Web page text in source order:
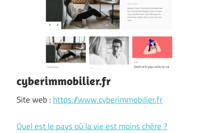
cyberimmobilier.fr
Site web : https://www.cyberimmobilier.fr
Quel est le pays où la vie est moins chère ?